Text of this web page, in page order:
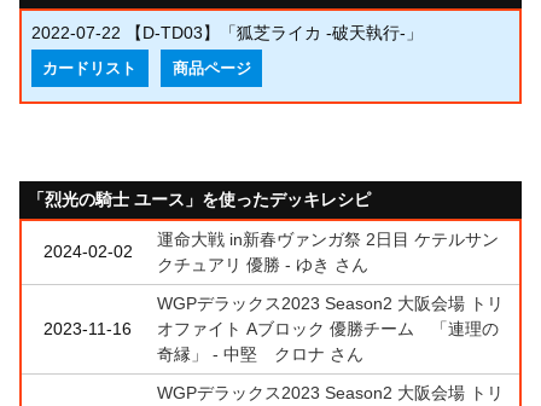
2022-07-22 【D-TD03】「狐芝ライカ -破天執行-」
カードリスト 商品ページ
「烈光の騎士 ユース」を使ったデッキレシピ
2024-02-02
運命大戦 in新春ヴァンガ祭 2日目 ケテルサン
クチュアリ 優勝 - ゆき さん
2023-11-16
WGPデラックス2023 Season2 大阪会場 トリ
オファイト Aブロック 優勝チーム 「連理の
奇縁」 - 中堅 クロナ さん
WGPデラックス2023 Season2 大阪会場 トリ